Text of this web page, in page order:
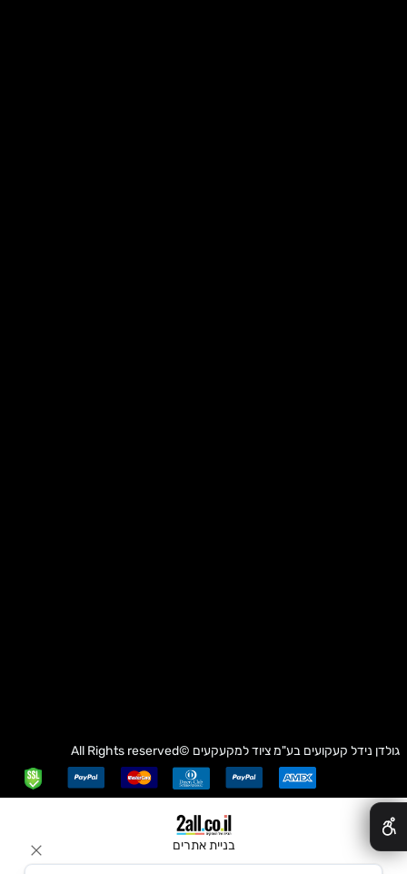
גולדן נידל קעקועים בע"מציוד למקעקעים ©All Rights reserved
בניית אתרים